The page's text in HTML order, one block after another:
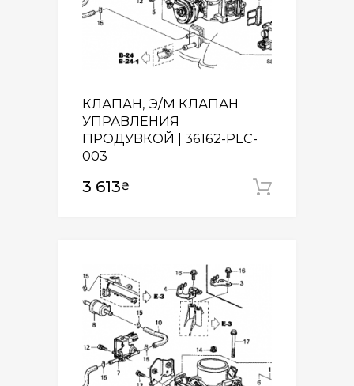
КЛАПАН, Э/М КЛАПАН
УПРАВЛЕНИЯ
ПРОДУВКОЙ | 36162-PLC-
003
3 613₴